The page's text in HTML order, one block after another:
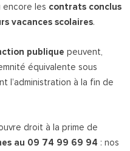
encore les contrats conclus
vacances scolaires.
publique peuvent,
équivalente sous
l’administration à la fin de
droit à la prime de
au 09 74 99 69 94 : nos